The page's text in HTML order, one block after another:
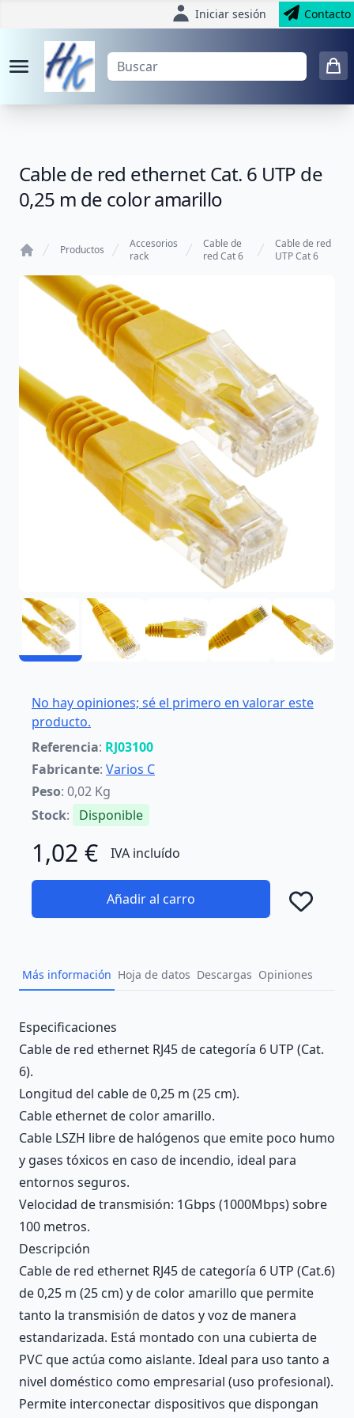
Iniciar sesión Contacto
Cable de red ethernet Cat. 6 UTP de
0,25 m de color amarillo
Productos
Accesorios
rack
Cable de
red Cat 6
Cable de red
UTP Cat 6
No hay opiniones; sé el primero en valorar este
producto.
Referencia: RJ03100
Fabricante: Varios C
Peso: 0,02 Kg
Stock: Disponible
1,02 € IVA incluído
Añadir al carro
Más información Hoja de datos Descargas Opiniones
Description
Especificaciones
Cable de red ethernet RJ45 de categoría 6 UTP (Cat.
6).
Longitud del cable de 0,25 m (25 cm).
Cable ethernet de color amarillo.
Cable LSZH libre de halógenos que emite poco humo
y gases tóxicos en caso de incendio, ideal para
entornos seguros.
Velocidad de transmisión: 1Gbps (1000Mbps) sobre
100 metros.
Descripción
Cable de red ethernet RJ45 de categoría 6 UTP (Cat.6)
de 0,25 m (25 cm) y de color amarillo que permite
tanto la transmisión de datos y voz de manera
estandarizada. Está montado con una cubierta de
PVC que actúa como aislante. Ideal para uso tanto a
nivel doméstico como empresarial (uso profesional).
Permite interconectar dispositivos que dispongan